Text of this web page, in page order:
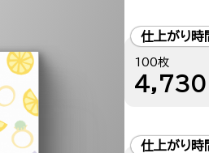
仕上がり
100枚
4,730
仕上がり